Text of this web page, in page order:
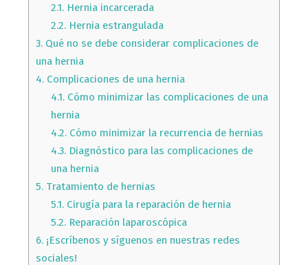
2.1. Hernia incarcerada
2.2. Hernia estrangulada
3.Qué no se debe considerar complicaciones de
una hernia
4.Complicaciones de una hernia
4.1. Cómo minimizar las complicaciones de una
hernia
4.2. Cómo minimizar la recurrencia de hernias
4.3. Diagnóstico para las complicaciones de
una hernia
5.Tratamiento de hernias
5.1. Cirugía para la reparación de hernia
5.2. Reparación laparoscópica
6.¡Escríbenos y síguenos en nuestras redes
sociales!